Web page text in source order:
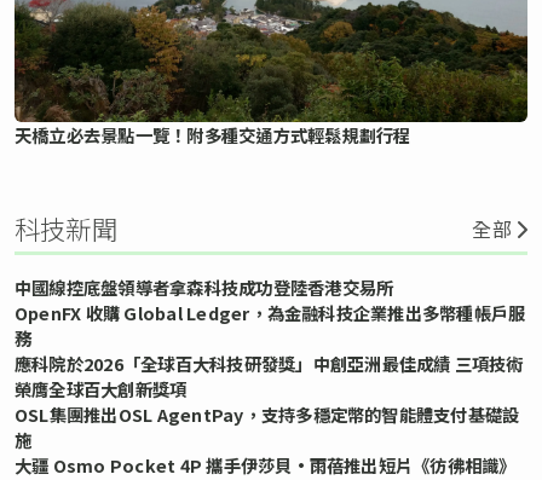
天橋立必去景點一覽！附多種交通方式輕鬆規劃行程
科技新聞 全部
中國線控底盤領導者拿森科技成功登陸香港交易所
OpenFX 收購 Global Ledger，為金融科技企業推出多幣種帳戶服
務
應科院於2026「全球百大科技研發獎」中創亞洲最佳成績 三項技術
榮膺全球百大創新獎項
OSL集團推出OSL AgentPay，支持多穩定幣的智能體支付基礎設
施
大疆 Osmo Pocket 4P 攜手伊莎貝•雨蓓推出短片《彷彿相識》